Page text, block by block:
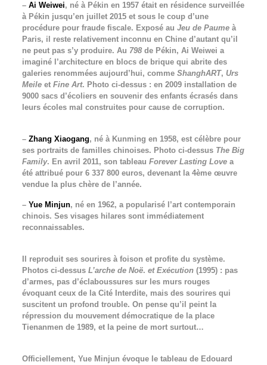
– Ai Weiwei, né à Pékin en 1957 était en résidence surveillée
à Pékin jusqu’en juillet 2015 et sous le coup d’une
procédure pour fraude fiscale. Exposé au Jeu de Paume à
Paris, il reste relativement inconnu en Chine d’autant qu’il
ne peut pas s’y produire. Au 798de Pékin, Ai Weiwei a
imaginé l’architecture en blocs de brique qui abrite des
galeries renommées aujourd’hui, comme ShanghART, Urs
Meileet Fine Art. Photo ci-dessus : en 2009 installation de
9000 sacs d’écoliers en souvenir des enfants écrasés dans
leurs écoles mal construites pour cause de corruption.
– Zhang Xiaogang, né à Kunming en 1958, est célèbre pour
ses portraits de familles chinoises. Photo ci-dessus The Big
Family. En avril 2011, son tableau Forever Lasting Love a
été attribué pour 6 337 800 euros, devenant la 4ème œuvre
vendue la plus chère de l’année.
– Yue Minjun, né en 1962, a popularisé l’art contemporain
chinois. Ses visages hilares sont immédiatement
reconnaissables.
Il reproduit ses sourires à foison et profite du système.
Photos ci-dessus L’arche de Noë. et Exécution(1995) : pas
d’armes, pas d’éclaboussures sur les murs rouges
évoquant ceux de la Cité Interdite, mais des sourires qui
suscitent un profond trouble. On pense qu’il peint la
répression du mouvement démocratique de la place
Tienanmen de 1989, et la peine de mort surtout…
Officiellement, Yue Minjun évoque le tableau de Edouard